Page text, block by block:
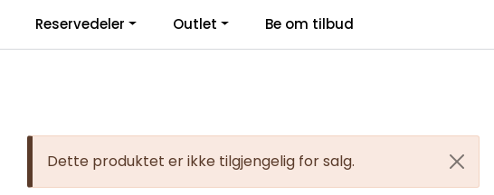
Kontakt Oss Logg inn
Reservedeler Outlet Be om tilbud
Dette produktet er ikke tilgjengelig for salg.